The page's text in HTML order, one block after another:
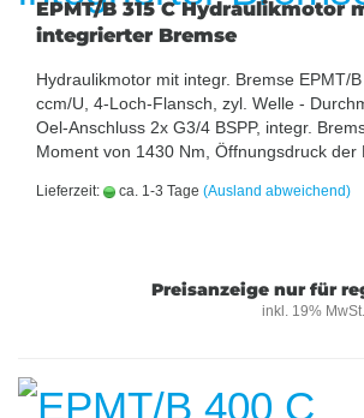
EPMT/B 315 C Hydraulikmotor
integrierter Bremse
Hydraulikmotor mit integr. Bremse EPMT/
ccm/U, 4-Loch-Flansch, zyl. Welle -
Oel-Anschluss 2x G3/4 BSPP, integr.
Moment von 1430 Nm, Öffnungsdruck der
Lieferzeit: ca. 1-3 Tage (Ausland abweichend)
Preisanzeige nur für
inkl. 19%